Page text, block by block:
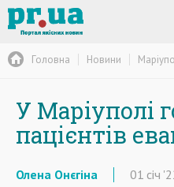
Головна Новини
У Маріуполі
пацієнтів
Олена Онєгіна 01 січ